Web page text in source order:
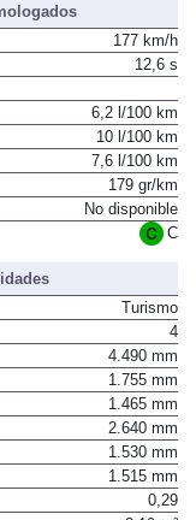
177 km/h
12,6 s
6,2 l/100 km
10 l/100 km
7,6 l/100 km
179 gr/km
No disponible
C
Turismo
4
4.490 mm
1.755 mm
1.465 mm
2.640 mm
1.530 mm
1.515 mm
0,29